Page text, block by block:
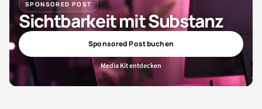
SPONSORED POST
Sichtbarkeit mit Substanz
Sponsored Post buchen
Media Kit entdecken